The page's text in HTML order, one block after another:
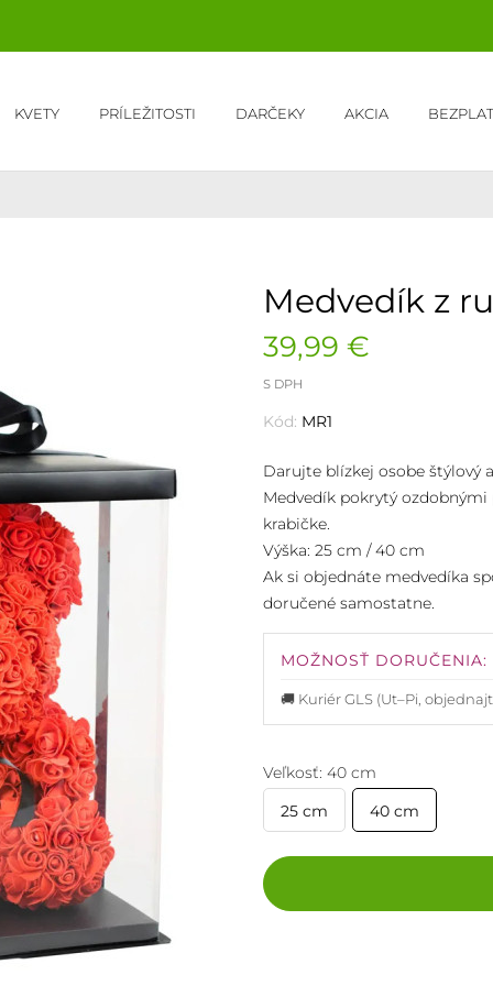
KVETY PRÍLEŽITOSTI DARČEKY AKCIA
Medvedík z
39,99 €
S DPH
Kód: MR1
Darujte blízkej osobe štýlový
Medvedík pokrytý
krabičke.
Výška: 25 cm / 40 cm
Ak si objednáte medvedíka
doručené samostatne.
MOŽNOSŤ DORUČENIA:
🚚 Kuriér GLS (Ut–Pi,
Veľkosť: 40 cm
25 cm
40 cm